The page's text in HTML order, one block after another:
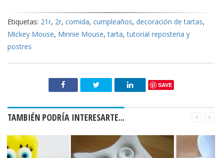
Etiquetas: 21r, 2r, comida, cumpleaños, decoración de tartas,
Mickey Mouse, Minnie Mouse,tarta,tutorial reposteria y
postres
SAVE
TAMBIÉN PODRÍA INTERESARTE...